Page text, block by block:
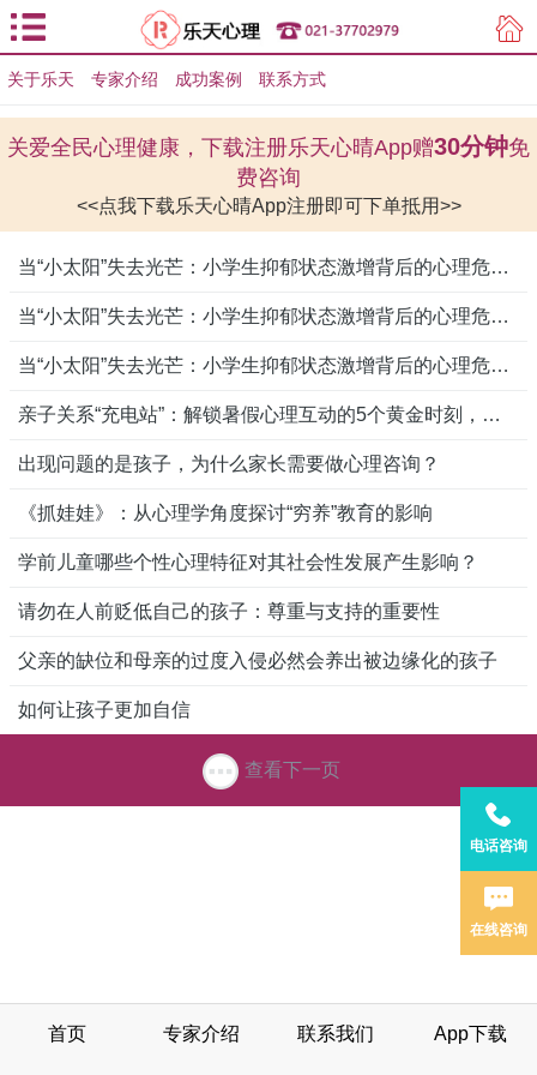
用户登录
关于乐天 专家介绍 成功案例 联系方式
关爱全民心理健康，下载注册乐天心晴App赠30分钟免
费咨询
<<点我下载乐天心晴App注册即可下单抵用>>
当“小太阳”失去光芒：小学生抑郁状态激增背后的心理危机与破局之道
当“小太阳”失去光芒：小学生抑郁状态激增背后的心理危机与破局之道
当“小太阳”失去光芒：小学生抑郁状态激增背后的心理危机与破局之道
亲子关系“充电站”：解锁暑假心理互动的5个黄金时刻，让爱与成长双向奔赴
出现问题的是孩子，为什么家长需要做心理咨询？
《抓娃娃》：从心理学角度探讨“穷养”教育的影响
学前儿童哪些个性心理特征对其社会性发展产生影响？
请勿在人前贬低自己的孩子：尊重与支持的重要性
父亲的缺位和母亲的过度入侵必然会养出被边缘化的孩子
如何让孩子更加自信
查看下一页
电话咨询
在线咨询
首页 专家介绍 联系我们 App下载